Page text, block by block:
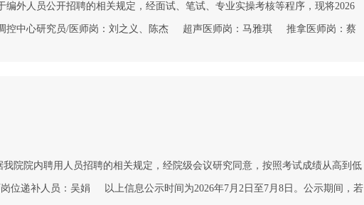
外人员公开招聘的相关规定，经面试、笔试、专业实操考核等程序，现将2026
控中心研究员/医师岗：刘之义、陈杰 超声医师岗：马雅琪 推拿医师岗：蔡
院院内聘用人员招聘的相关规定，经院级会议研究同意，按照考试成绩从高到低
递补人员：吴娟 以上信息公示时间为2026年7月2日至7月8日。公示期间，若